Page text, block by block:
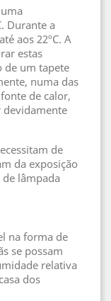
Durante a
aos 22ºC. A
estas
de um tapete
numa das
de calor,
devidamente
de
da exposição
lâmpada
na forma de
se possam
relativa
dos